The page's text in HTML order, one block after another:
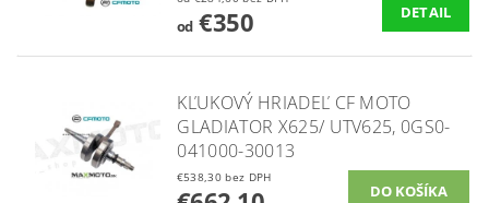
od€350 DETAIL
KĽUKOVÝ HRIADEĽ CF MOTO
GLADIATOR X625/ UTV625, 0GS0-
041000-30013
€538,30 bez DPH